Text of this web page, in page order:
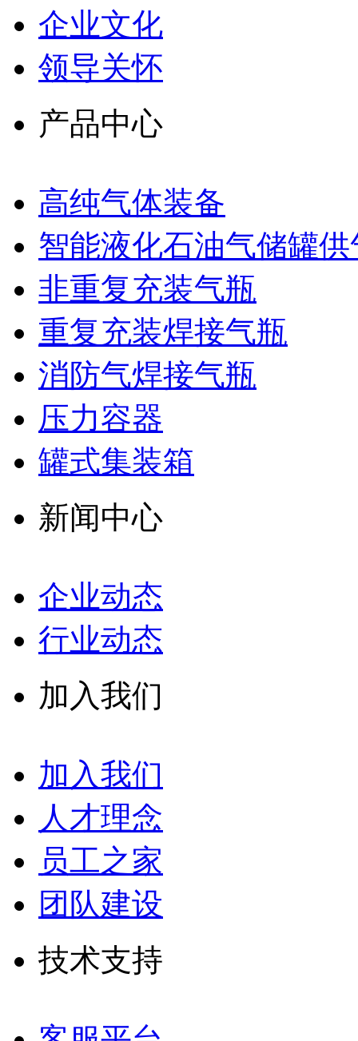
企业文化
领导关怀
产品中心
高纯气体装备
智能液化石油气储罐
非重复充装气瓶
重复充装焊接气瓶
消防气焊接气瓶
压力容器
罐式集装箱
新闻中心
企业动态
行业动态
加入我们
加入我们
人才理念
员工之家
团队建设
技术支持